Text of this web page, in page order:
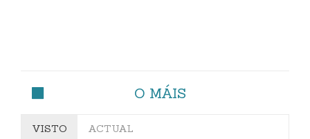
O MÁIS
VISTO ACTUAL